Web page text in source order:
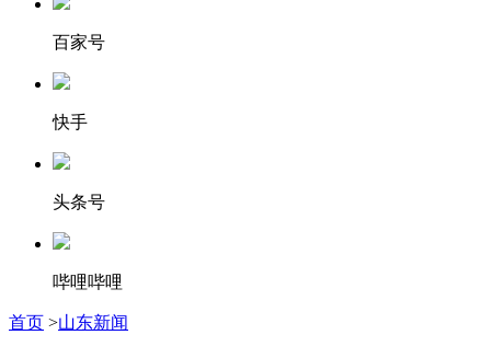
百家号
快手
头条号
哔哩哔哩
首页 >山东新闻